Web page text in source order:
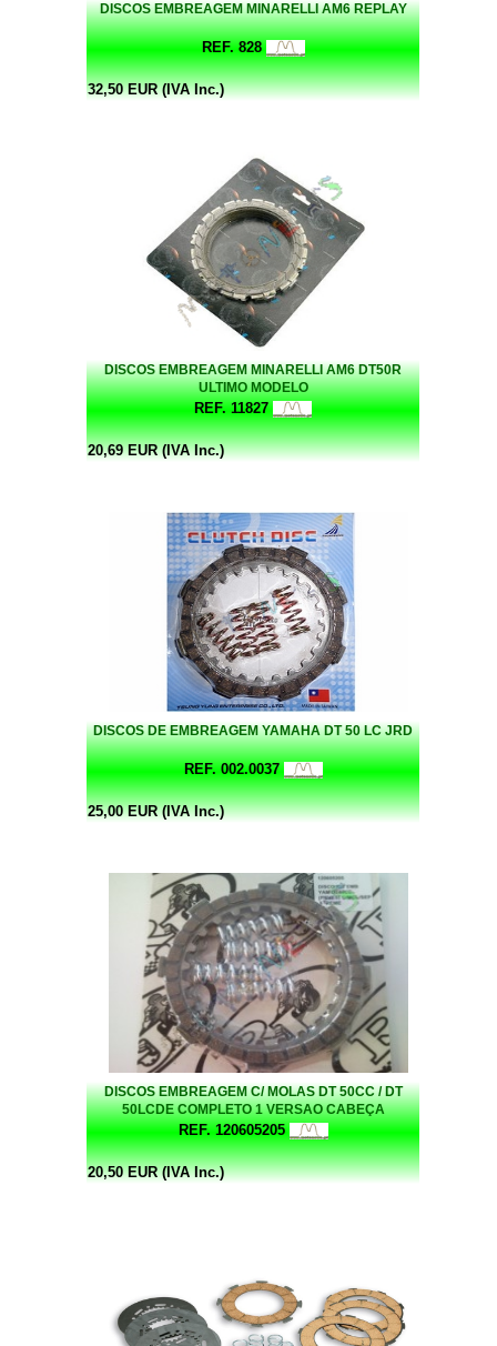
DISCOS EMBREAGEM MINARELLI AM6 REPLAY
REF. 828
32,50 EUR (IVA Inc.)
DISCOS EMBREAGEM MINARELLI AM6 DT50R
ULTIMO MODELO
REF. 11827
20,69 EUR (IVA Inc.)
DISCOS DE EMBREAGEM YAMAHA DT 50 LC JRD
REF. 002.0037
25,00 EUR (IVA Inc.)
DISCOS EMBREAGEM C/ MOLAS DT 50CC / DT
50LCDE COMPLETO 1 VERSAO CABEÇA
QUADRADA
REF. 120605205
20,50 EUR (IVA Inc.)